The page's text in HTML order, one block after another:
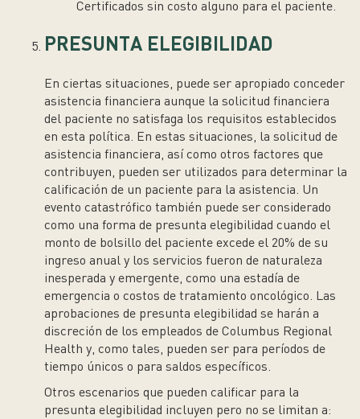
Certificados sin costo alguno para el paciente.
PRESUNTA ELEGIBILIDAD
En ciertas situaciones, puede ser apropiado conceder
asistencia financiera aunque la solicitud financiera
del paciente no satisfaga los requisitos establecidos
en esta política. En estas situaciones, la solicitud de
asistencia financiera, así como otros factores que
contribuyen, pueden ser utilizados para determinar la
calificación de un paciente para la asistencia. Un
evento catastrófico también puede ser considerado
como una forma de presunta elegibilidad cuando el
monto de bolsillo del paciente excede el 20% de su
ingreso anual y los servicios fueron de naturaleza
inesperada y emergente, como una estadía de
emergencia o costos de tratamiento oncológico. Las
aprobaciones de presunta elegibilidad se harán a
discreción de los empleados de Columbus Regional
Health y, como tales, pueden ser para períodos de
tiempo únicos o para saldos específicos.
Otros escenarios que pueden calificar para la
presunta elegibilidad incluyen pero no se limitan a: